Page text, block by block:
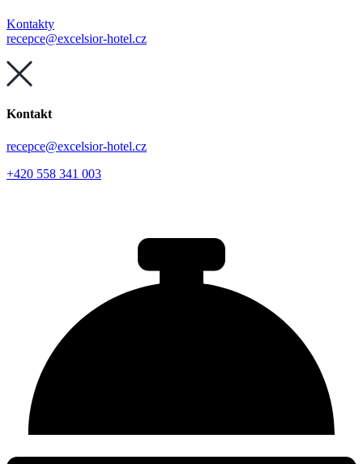
Kontakty
recepce@excelsior-hotel.cz
Kontakt
recepce@excelsior-hotel.cz
+420 558 341 003